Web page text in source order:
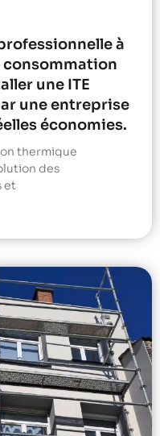
à
consommation
une ITE
une entreprise
économies.
thermique
des
et